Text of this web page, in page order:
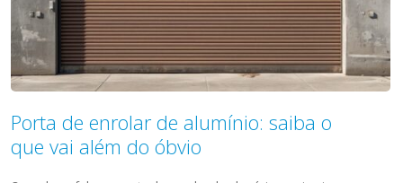
Porta de enrolar de alumínio: saiba o
que vai além do óbvio